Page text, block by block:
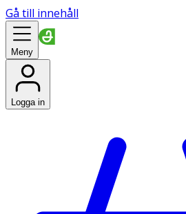
Gå till innehåll
Meny
Logga in